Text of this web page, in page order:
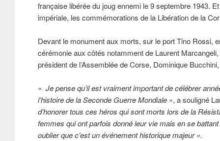
française libérée du joug ennemi le 9 septembre 1943.
impériale, les commémorations de la Libération de la
Devant le monument aux morts, sur le port Tino Rossi,
cérémonie aux côtés notamment de Laurent
président de l’Assemblée de Corse, Dominique
« Je pense qu’il est vraiment important de célébrer
l’histoire de la Seconde Guerre Mondiale », a souligné
d’honorer tous ces héros qui sont morts lors de la
femmes qui ont parfois donné leur vie mais en se
oublier que c’est un événement historique majeur ».